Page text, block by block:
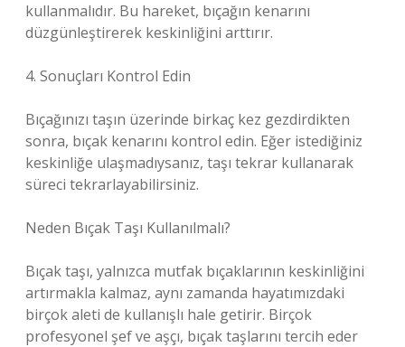
kullanmalıdır. Bu hareket, bıçağın kenarını
düzgünleştirerek keskinliğini arttırır.
4. Sonuçları Kontrol Edin
Bıçağınızı taşın üzerinde birkaç kez gezdirdikten
sonra, bıçak kenarını kontrol edin. Eğer istediğiniz
keskinliğe ulaşmadıysanız, taşı tekrar kullanarak
süreci tekrarlayabilirsiniz.
Neden Bıçak Taşı Kullanılmalı?
Bıçak taşı, yalnızca mutfak bıçaklarının keskinliğini
artırmakla kalmaz, aynı zamanda hayatımızdaki
birçok aleti de kullanışlı hale getirir. Birçok
profesyonel şef ve aşçı, bıçak taşlarını tercih eder